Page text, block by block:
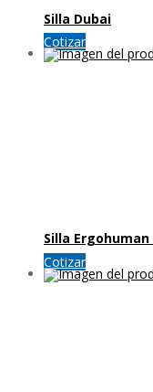
Silla Dubai
Cotizar
Silla
Cotizar